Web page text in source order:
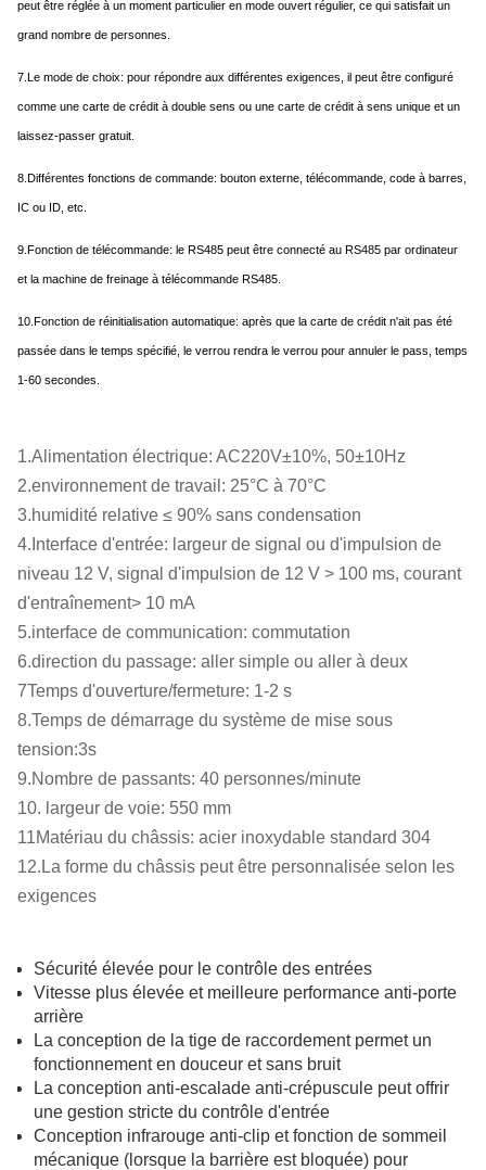
peut être réglée à un moment particulier en mode ouvert régulier, ce qui satisfait un
grand nombre de personnes.
7. Le mode de choix: pour répondre aux différentes exigences, il peut être configuré
comme une carte de crédit à double sens ou une carte de crédit à sens unique et un
laissez-passer gratuit.
8. Différentes fonctions de commande: bouton externe, télécommande, code à barres,
IC ou ID, etc.
9.Fonction de télécommande: le RS485 peut être connecté au RS485 par ordinateur
et la machine de freinage à télécommande RS485.
10.Fonction de réinitialisation automatique: après que la carte de crédit n'ait pas été
passée dans le temps spécifié, le verrou rendra le verrou pour annuler le pass, temps
1-60 secondes.
1.Alimentation électrique: AC220V±10%, 50±10Hz
2.environnement de travail: 25°C à 70°C
3.humidité relative ≤ 90% sans condensation
4.Interface d'entrée: largeur de signal ou d'impulsion de
niveau 12 V, signal d'impulsion de 12 V > 100 ms, courant
d'entraînement> 10 mA
5.interface de communication: commutation
6.direction du passage: aller simple ou aller à deux
7Temps d'ouverture/fermeture: 1-2 s
8.Temps de démarrage du système de mise sous
tension:3s
9.Nombre de passants: 40 personnes/minute
10. largeur de voie: 550 mm
11Matériau du châssis: acier inoxydable standard 304
12.La forme du châssis peut être personnalisée selon les
exigences
Sécurité élevée pour le contrôle des entrées
Vitesse plus élevée et meilleure performance anti-porte
arrière
La conception de la tige de raccordement permet un
fonctionnement en douceur et sans bruit
La conception anti-escalade anti-crépuscule peut offrir
une gestion stricte du contrôle d'entrée
Conception infrarouge anti-clip et fonction de sommeil
mécanique (lorsque la barrière est bloquée) pour